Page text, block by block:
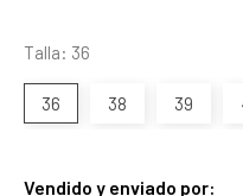
Talla: 36
36 38 39
Vendido y enviado por: